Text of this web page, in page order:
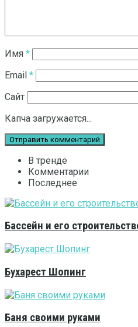
Имя *
Email *
Сайт
Капча загружается...
В тренде
Комментарии
Последнее
Бассейн и его
Бухарест Шопинг
Баня своими руками